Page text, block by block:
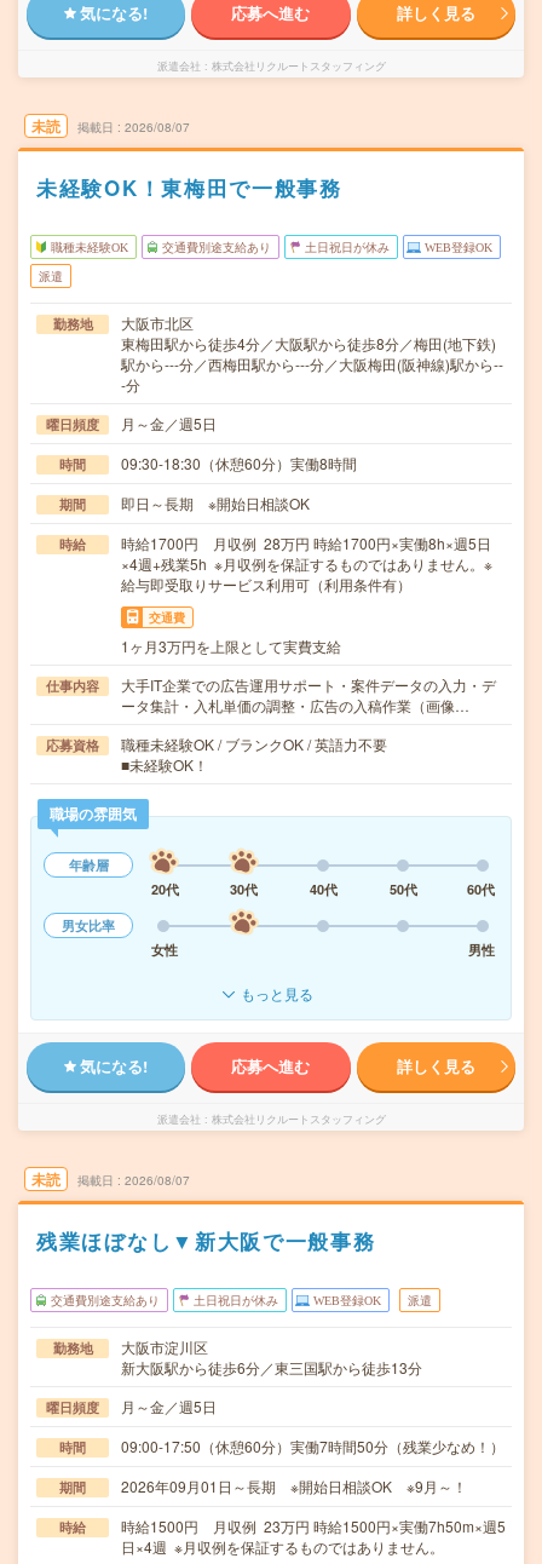
気になる! 応募へ進む 詳しく見る
派遣会社 株式会社リクルートスタッフィング
未読 掲載日 2026/08/07
未経験OK！東梅田で一般事務
職種未経験OK 交通費別途支給あり 土日祝日が休み WEB登録OK
派遣
勤務地
大阪市北区
東梅田駅から徒歩4分／大阪駅から徒歩8分／梅田(地下鉄)
駅から---分／西梅田駅から---分／大阪梅田(阪神線)駅から--
-分
曜日頻度 月～金／週5日
時間 09:30-18:30（休憩60分）実働8時間
期間 即日～長期 ※開始日相談OK
時給
時給1700円 月収例 28万円 時給1700円×実働8h×週5日
×4週+残業5h ※月収例を保証するものではありません。※
給与即受取りサービス利用可（利用条件有）
交通費
1ヶ月3万円を上限として実費支給
仕事内容
大手IT企業での広告運用サポート・案件データの入力・デ
ータ集計・入札単価の調整・広告の入稿作業（画像…
応募資格
職種未経験OK / ブランクOK / 英語力不要
■未経験OK！
職場の雰囲気
年齢層
20代
30代 40代 50代
60代
男女比率
女性
男性
もっと見る
気になる! 応募へ進む 詳しく見る
派遣会社 株式会社リクルートスタッフィング
未読 掲載日 2026/08/07
残業ほぼなし▼新大阪で一般事務
交通費別途支給あり 土日祝日が休み WEB登録OK 派遣
勤務地
大阪市淀川区
新大阪駅から徒歩6分／東三国駅から徒歩13分
曜日頻度 月～金／週5日
時間 09:00-17:50（休憩60分）実働7時間50分（残業少なめ！）
期間 2026年09月01日～長期 ※開始日相談OK ※9月～！
時給
時給1500円 月収例 23万円 時給1500円×実働7h50m×週5
日×4週 ※月収例を保証するものではありません。